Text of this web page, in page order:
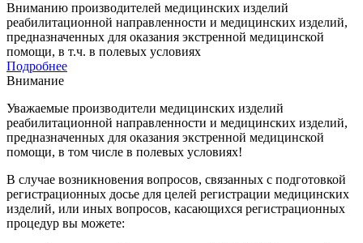
Вниманию производителей медицинских изделий
реабилитационной направленности и медицинских изделий,
предназначенных для оказания экстренной медицинской
помощи, в т.ч. в полевых условиях
Подробнее
Внимание
Уважаемые производители медицинских изделий
реабилитационной направленности и медицинских изделий,
предназначенных для оказания экстренной медицинской
помощи, в том числе в полевых условиях!
В случае возникновения вопросов, связанных с подготовкой
регистрационных досье для целей регистрации медицинских
изделий, или иных вопросов, касающихся регистрационных
процедур вы можете: